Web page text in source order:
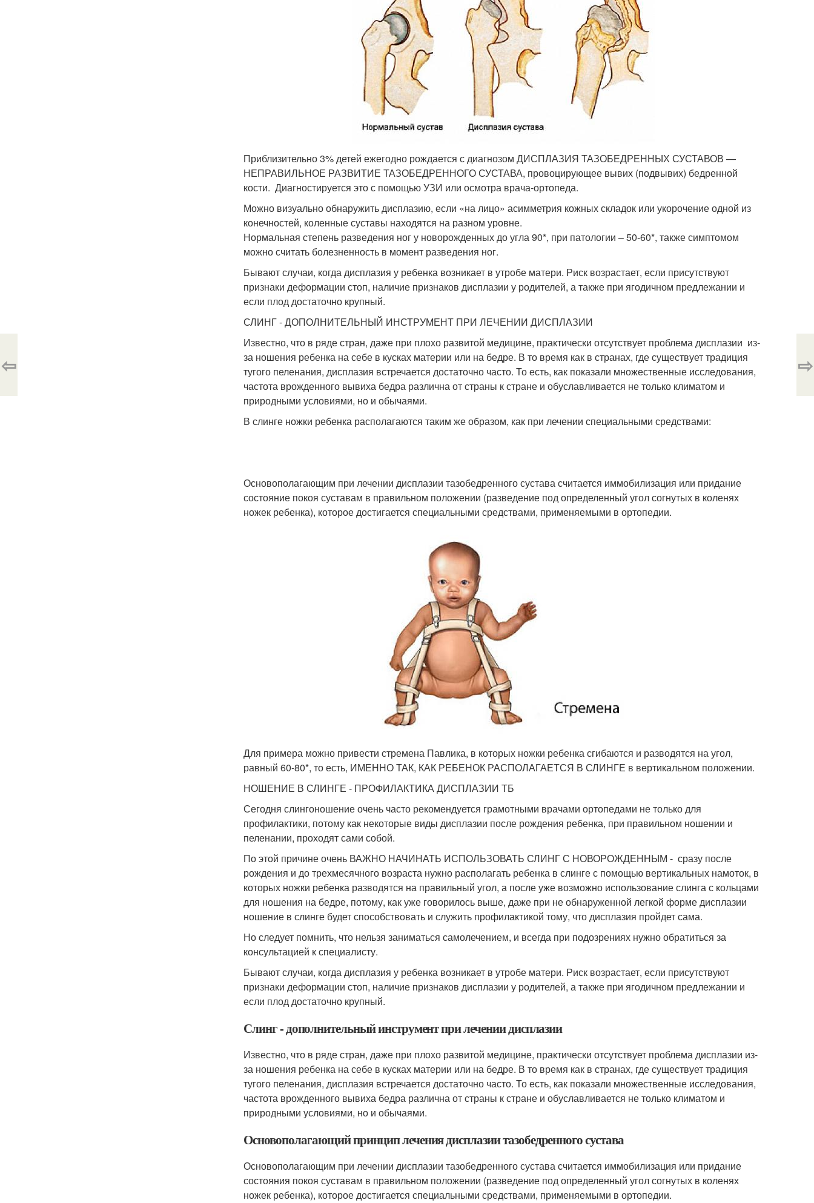
Приблизительно 3% детей ежегодно рождается с диагнозом ДИСПЛАЗИЯ ТАЗОБЕДРЕННЫХ СУСТАВОВ —
НЕПРАВИЛЬНОЕ РАЗВИТИЕ ТАЗОБЕДРЕННОГО СУСТАВА, провоцирующее вывих (подвывих) бедренной
кости. Диагностируется это с помощью УЗИ или осмотра врача-ортопеда.
Можно визуально обнаружить дисплазию, если «на лицо» асимметрия кожных складок или укорочение одной из
конечностей, коленные суставы находятся на разном уровне.
Нормальная степень разведения ног у новорожденных до угла 90*, при патологии – 50-60*, также симптомом
можно считать болезненность в момент разведения ног.
Бывают случаи, когда дисплазия у ребенка возникает в утробе матери. Риск возрастает, если присутствуют
признаки деформации стоп, наличие признаков дисплазии у родителей, а также при ягодичном предлежании и
если плод достаточно крупный.
СЛИНГ - ДОПОЛНИТЕЛЬНЫЙ ИНСТРУМЕНТ ПРИ ЛЕЧЕНИИ ДИСПЛАЗИИ
Известно, что в ряде стран, даже при плохо развитой медицине, практически отсутствует проблема дисплазии из-
за ношения ребенка на себе в кусках материи или на бедре. В то время как в странах, где существует традиция
тугого пеленания, дисплазия встречается достаточно часто. То есть, как показали множественные исследования,
частота врожденного вывиха бедра различна от страны к стране и обуславливается не только климатом и
природными условиями, но и обычаями.
В слинге ножки ребенка располагаются таким же образом, как при лечении специальными средствами:
Основополагающим при лечении дисплазии тазобедренного сустава считается иммобилизация или придание
состояние покоя суставам в правильном положении (разведение под определенный угол согнутых в коленях
ножек ребенка), которое достигается специальными средствами, применяемыми в ортопедии.
Для примера можно привести стремена Павлика, в которых ножки ребенка сгибаются и разводятся на угол,
равный 60-80*, то есть, ИМЕННО ТАК, КАК РЕБЕНОК РАСПОЛАГАЕТСЯ В СЛИНГЕ в вертикальном положении.
НОШЕНИЕ В СЛИНГЕ - ПРОФИЛАКТИКА ДИСПЛАЗИИ ТБ
Сегодня слингоношение очень часто рекомендуется грамотными врачами ортопедами не только для
профилактики, потому как некоторые виды дисплазии после рождения ребенка, при правильном ношении и
пеленании, проходят сами собой.
По этой причине очень ВАЖНО НАЧИНАТЬ ИСПОЛЬЗОВАТЬ СЛИНГ С НОВОРОЖДЕННЫМ - сразу после
рождения и до трехмесячного возраста нужно располагать ребенка в слинге с помощью вертикальных намоток, в
которых ножки ребенка разводятся на правильный угол, а после уже возможно использование слинга с кольцами
для ношения на бедре, потому, как уже говорилось выше, даже при не обнаруженной легкой форме дисплазии
ношение в слинге будет способствовать и служить профилактикой тому, что дисплазия пройдет сама.
Но следует помнить, что нельзя заниматься самолечением, и всегда при подозрениях нужно обратиться за
консультацией к специалисту.
Бывают случаи, когда дисплазия у ребенка возникает в утробе матери. Риск возрастает, если присутствуют
признаки деформации стоп, наличие признаков дисплазии у родителей, а также при ягодичном предлежании и
если плод достаточно крупный.
Слинг - дополнительный инструмент при лечении дисплазии
Известно, что в ряде стран, даже при плохо развитой медицине, практически отсутствует проблема дисплазии из-
за ношения ребенка на себе в кусках материи или на бедре. В то время как в странах, где существует традиция
тугого пеленания, дисплазия встречается достаточно часто. То есть, как показали множественные исследования,
частота врожденного вывиха бедра различна от страны к стране и обуславливается не только климатом и
природными условиями, но и обычаями.
Основополагающий принцип лечения дисплазии тазобедренного сустава
Основополагающим при лечении дисплазии тазобедренного сустава считается иммобилизация или придание
состояния покоя суставам в правильном положении (разведение под определенный угол согнутых в коленях
ножек ребенка), которое достигается специальными средствами, применяемыми в ортопедии.
⇦ ⇨